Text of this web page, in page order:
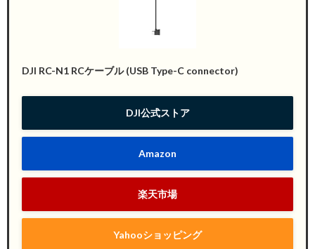
DJI RC-N1 RCケーブル (USB Type-C connector)
DJI公式ストア
Amazon
楽天市場
Yahooショッピング